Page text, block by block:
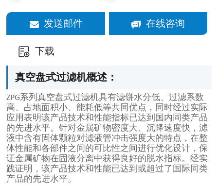
发送邮件 在线咨询
下载
真空盘式过滤机概述：
ZPG系列真空盘式过滤机具有滤饼水分低、过滤系数
高、占地面积小、能耗低等共同优点，同时经过实际
应用表明该产品技术和性能指标已达到国内同类产品
的先进水平。针对金属矿物密度大、沉降速度快，滤
液中含有固体颗粒对滤液管冲击强度大的特点，在整
体性能和各部件之间的可比性之间进行优化设计，保
证金属矿物在固液分离中获得良好的脱水指标。经实
践证明，该产品技术和性能已达到或超过了国际同类
产品的先进水平。